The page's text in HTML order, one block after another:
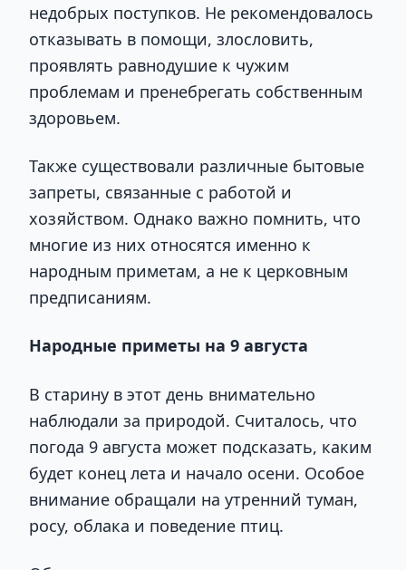
недобрых поступков. Не рекомендовалось
отказывать в помощи, злословить,
проявлять равнодушие к чужим
проблемам и пренебрегать собственным
здоровьем.
Также существовали различные бытовые
запреты, связанные с работой и
хозяйством. Однако важно помнить, что
многие из них относятся именно к
народным приметам, а не к церковным
предписаниям.
Народные приметы на 9 августа
В старину в этот день внимательно
наблюдали за природой. Считалось, что
погода 9 августа может подсказать, каким
будет конец лета и начало осени. Особое
внимание обращали на утренний туман,
росу, облака и поведение птиц.